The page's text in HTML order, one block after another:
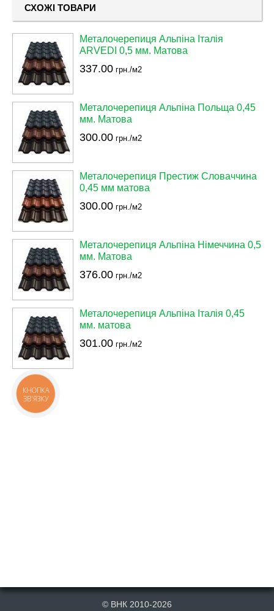
СХОЖІ ТОВАРИ
Металочерепиця Альпіна Італія
ARVEDI 0,5 мм. Матова
337.00 грн./м2
Металочерепиця Альпіна Польща 0,45
мм. Матова
300.00 грн./м2
Металочерепиця Престиж Словаччина
0,45 мм матова
300.00 грн./м2
Металочерепиця Альпіна Німеччина 0,5
мм. Матова
376.00 грн./м2
Металочерепиця Альпіна Італія 0,45
мм. матова
301.00 грн./м2
© ВНК 2010-2026
КНОПКА
ЗВ'ЯЗКУ